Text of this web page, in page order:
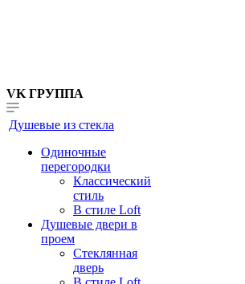
VK ГРУППА
Душевые из стекла
Одиночные
перегородки
Классический
стиль
В стиле Loft
Душевые двери в
проем
Стеклянная
дверь